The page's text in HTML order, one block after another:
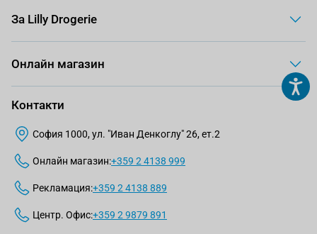
За Lilly Drogerie
Онлайн магазин
Контакти
София 1000, ул. "Иван Денкоглу" 26, ет.2
Онлайн магазин:+359 2 4138 999
Рекламация:+359 2 4138 889
Центр. Офис:+359 2 9879 891